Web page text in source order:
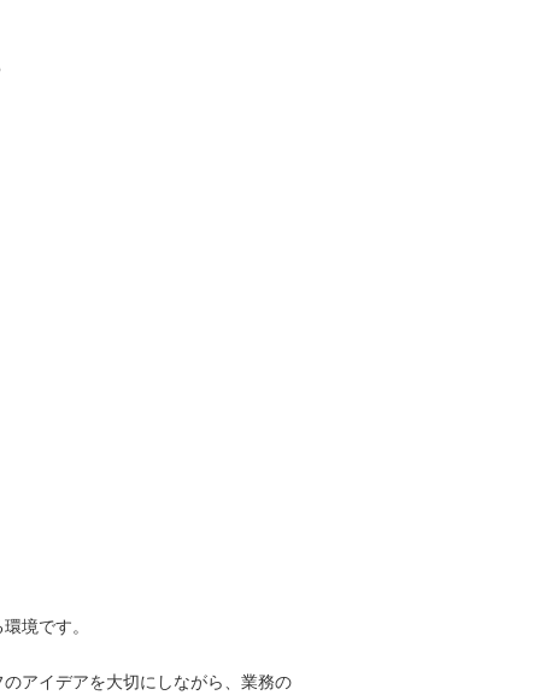
境です。
アイデアを大切にしながら、業務の